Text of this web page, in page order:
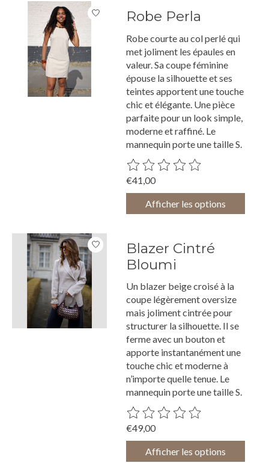
Robe Perla
Robe courte au col perlé qui
met joliment les épaules en
valeur. Sa coupe féminine
épouse la silhouette et ses
teintes apportent une touche
chic et élégante. Une pièce
parfaite pour un look simple,
moderne et raffiné. Le
mannequin porte une taille S.
Ce produit est évalué à
€41,00
Afficher les options
Blazer Cintré
Bloumi
Un blazer beige croisé à la
coupe légèrement oversize
mais joliment cintrée pour
structurer la silhouette. Il se
ferme avec un bouton et
apporte instantanément une
touche chic et moderne à
n’importe quelle tenue. Le
mannequin porte une taille S.
Ce produit est évalué à
€49,00
Afficher les options